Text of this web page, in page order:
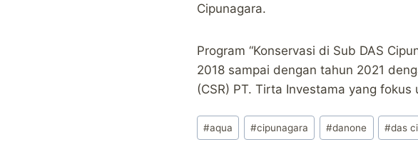
Cipunagara.
Program “Konservasi di Sub DAS
2018 sampai dengan tahun 2021
(CSR) PT. Tirta Investama yang
Post
Tags:
#aqua #cipunagara #danone #das